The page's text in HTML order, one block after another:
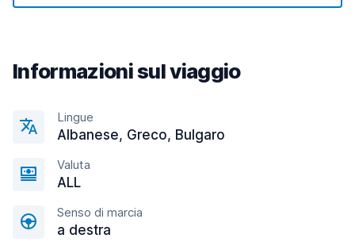
Informazioni sul viaggio
Lingue
Albanese, Greco, Bulgaro
Valuta
ALL
Senso di marcia
a destra